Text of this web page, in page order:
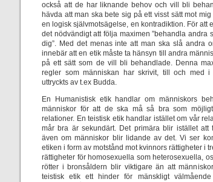
också att de har liknande behov och vill bli
hävda att man ska bete sig på ett visst sätt mot
en logisk självmotsägelse, en kontradiktion. För att
det nödvändigt att följa maximen ”behandla andra
dig”. Med det menas inte att man ska slå andra
innebär att en etik måste ta hänsyn till andra
på ett sätt som de vill bli behandlade. Denna
regler som människan har skrivit, till och med i
uttryckts av t.ex Budda.
En Humanistisk etik handlar om människors
människor för att de ska må så bra som
relationer. En teistisk etik handlar istället om vår
mår bra är sekundärt. Det primära blir istället att
även om människor blir lidande av det. Vi ser
etiken i form av motstånd mot kvinnors rättigheter i
rättigheter för homosexuella som heterosexuella,
rötter i bronsåldern blir viktigare än att
teistisk etik ett hinder för mänskligt